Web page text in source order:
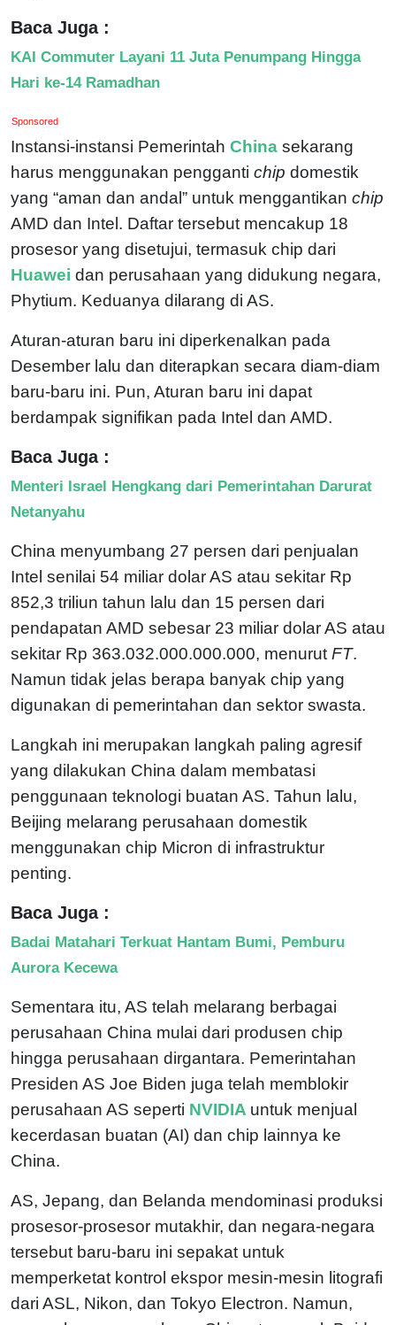
Baca Juga :
KAI Commuter Layani 11 Juta Penumpang Hingga
Hari ke-14 Ramadhan
Sponsored
Instansi-instansi Pemerintah China sekarang
harus menggunakan pengganti chip domestik
yang “aman dan andal” untuk menggantikan chip
AMD dan Intel. Daftar tersebut mencakup 18
prosesor yang disetujui, termasuk chip dari
Huawei dan perusahaan yang didukung negara,
Phytium. Keduanya dilarang di AS.
Aturan-aturan baru ini diperkenalkan pada
Desember lalu dan diterapkan secara diam-diam
baru-baru ini. Pun, Aturan baru ini dapat
berdampak signifikan pada Intel dan AMD.
Baca Juga :
Menteri Israel Hengkang dari Pemerintahan Darurat
Netanyahu
China menyumbang 27 persen dari penjualan
Intel senilai 54 miliar dolar AS atau sekitar Rp
852,3 triliun tahun lalu dan 15 persen dari
pendapatan AMD sebesar 23 miliar dolar AS atau
sekitar Rp 363.032.000.000.000, menurut FT.
Namun tidak jelas berapa banyak chip yang
digunakan di pemerintahan dan sektor swasta.
Langkah ini merupakan langkah paling agresif
yang dilakukan China dalam membatasi
penggunaan teknologi buatan AS. Tahun lalu,
Beijing melarang perusahaan domestik
menggunakan chip Micron di infrastruktur
penting.
Baca Juga :
Badai Matahari Terkuat Hantam Bumi, Pemburu
Aurora Kecewa
Sementara itu, AS telah melarang berbagai
perusahaan China mulai dari produsen chip
hingga perusahaan dirgantara. Pemerintahan
Presiden AS Joe Biden juga telah memblokir
perusahaan AS seperti NVIDIA untuk menjual
kecerdasan buatan (AI) dan chip lainnya ke
China.
AS, Jepang, dan Belanda mendominasi produksi
prosesor-prosesor mutakhir, dan negara-negara
tersebut baru-baru ini sepakat untuk
memperketat kontrol ekspor mesin-mesin litografi
dari ASL, Nikon, dan Tokyo Electron. Namun,